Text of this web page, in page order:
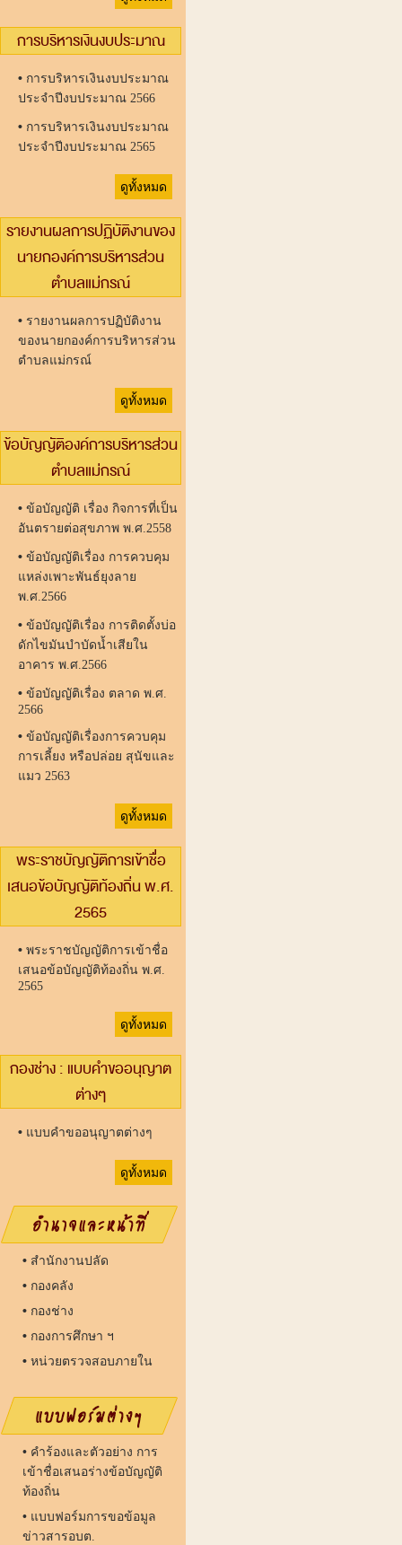
การบริหารเงินงบประมาณ
• การบริหารเงินงบประมาณ
ประจำปีงบประมาณ 2566
• การบริหารเงินงบประมาณ
ประจำปีงบประมาณ 2565
ดูทั้งหมด
รายงานผลการปฏิบัติงานของ
นายกองค์การบริหารส่วน
ตำบลแม่กรณ์
• รายงานผลการปฏิบัติงาน
ของนายกองค์การบริหารส่วน
ตำบลแม่กรณ์
ดูทั้งหมด
ข้อบัญญัติองค์การบริหารส่วน
ตำบลแม่กรณ์
• ข้อบัญญัติ เรื่อง กิจการที่เป็น
อันตรายต่อสุขภาพ พ.ศ.2558
• ข้อบัญญัติเรื่อง การควบคุม
แหล่งเพาะพันธ์ยุงลาย
พ.ศ.2566
• ข้อบัญญัติเรื่อง การติดตั้งบ่อ
ดักไขมันบำบัดน้ำเสียใน
อาคาร พ.ศ.2566
• ข้อบัญญัติเรื่อง ตลาด พ.ศ.
2566
• ข้อบัญญัติเรื่องการควบคุม
การเลี้ยง หรือปล่อย สุนัขและ
แมว 2563
ดูทั้งหมด
พระราชบัญญัติการเข้าชื่อ
เสนอข้อบัญญัติท้องถิ่น พ.ศ.
2565
• พระราชบัญญัติการเข้าชื่อ
เสนอข้อบัญญัติท้องถิ่น พ.ศ.
2565
ดูทั้งหมด
กองช่าง : แบบคำขออนุญาต
ต่างๆ
• แบบคำขออนุญาตต่างๆ
ดูทั้งหมด
• สํานักงานปลัด
• กองคลัง
• กองช่าง
• กองการศึกษา ฯ
• หน่วยตรวจสอบภายใน
• คำร้องและตัวอย่าง การ
เข้าชื่อเสนอร่างข้อบัญญัติ
ท้องถิ่น
• แบบฟอร์มการขอข้อมูล
ข่าวสารอบต.